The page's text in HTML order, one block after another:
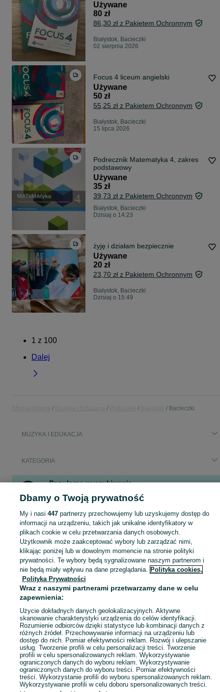
Używane
80 zł
86,30 zł z Pakietem Ochronnym
Białystok, Bacieczki
02 sierpnia 2026
Focus 4 liceum angielski
Używane
50 zł
55,25 zł z Pakietem Ochronnym
Białystok, Bacieczki
15 lipca 2026
Podrecznik Matematyka 4, zakres
podstawowy
Używane
35 zł
39,73 zł z Pakietem Ochronnym
Białystok, Bacieczki
Dzisiaj o 14:23
żyję i działam bezpiecznie
Używane
20 zł
23,70 zł z Pakietem Ochronnym
Białystok, Bacieczki
Dzisiaj o 15:49
1 z 100
Dalej
Bacieczki
MUZYKA I EDUKACJA
KATEGORIA
Popularne wyszukiwania
schritte international neu 3 masz wpływ 2
Sprzedaż towarów dla relaksu, twórczości i nauki Białystok ▶️ Nowe i używane instrumenty, książki, filmy i inne ✌ Kupuj i sprzedawaj na OLX.pl!
Mapa kategorii
Mapa miejscowości
Mapa ministron
Popularne wyszukiwania
Dbamy o Twoją prywatność
My i nasi 447partnerzy przechowujemy lub uzyskujemy dostęp do
informacji na urządzeniu, takich jak unikalne identyfikatory w
plikach cookie w celu przetwarzania danych osobowych.
Użytkownik może zaakceptować wybory lub zarządzać nimi,
klikając poniżej lub w dowolnym momencie na stronie polityki
prywatności. Te wybory będą sygnalizowane naszym partnerom i
nie będą miały wpływu na dane przeglądania. Polityka cookies,
Polityka Prywatności
Wraz z naszymi partnerami przetwarzamy dane w celu
zapewnienia:
Użycie dokładnych danych geolokalizacyjnych. Aktywne
skanowanie charakterystyki urządzenia do celów identyfikacji.
Rozumienie odbiorców dzięki statystyce lub kombinacji danych z
różnych źródeł. Przechowywanie informacji na urządzeniu lub
dostęp do nich. Pomiar efektywności reklam. Rozwój i ulepszanie
usług. Tworzenie profili w celu personalizacji treści. Tworzenie
profili w celu spersonalizowanych reklam. Wykorzystywanie
ograniczonych danych do wyboru reklam. Wykorzystywanie
ograniczonych danych do wyboru treści. Pomiar efektywności
treści. Wykorzystanie profili do wyboru spersonalizowanych reklam.
Wykorzystywanie profili w celu doboru spersonalizowanych treści.